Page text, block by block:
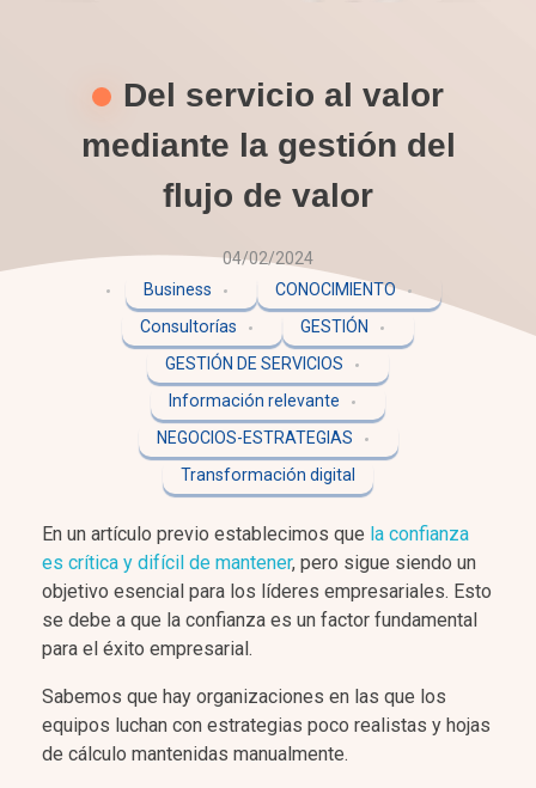
Del servicio al valor
mediante la gestión del
flujo de valor
04/02/2024
Business
CONOCIMIENTO
Consultorías
GESTIÓN
GESTIÓN DE SERVICIOS
Información relevante
NEGOCIOS-ESTRATEGIAS
Transformación digital
En un artículo previo establecimos que la confianza
es crítica y difícil de mantener, pero sigue siendo un
objetivo esencial para los líderes empresariales. Esto
se debe a que la confianza es un factor fundamental
para el éxito empresarial.
Sabemos que hay organizaciones en las que los
equipos luchan con estrategias poco realistas y hojas
de cálculo mantenidas manualmente.